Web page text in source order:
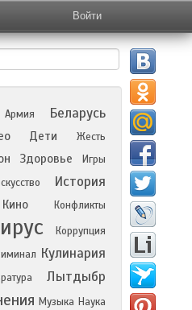
Войти
Армия Беларусь
Дети
Жесть
Здоровье Игры
История
Кино Конфликты
Коррупция
Кулинария
Лытдыбр
Музыка Наука